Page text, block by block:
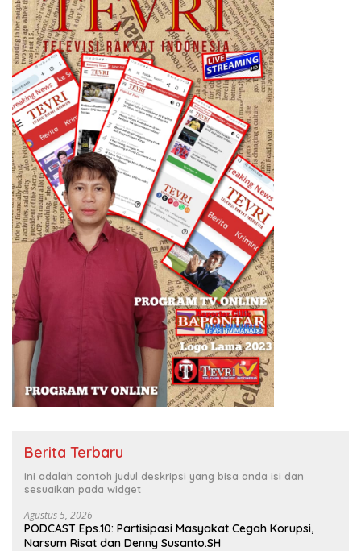
Berita Terbaru
Ini adalah contoh judul deskripsi yang bisa anda isi dan
sesuaikan pada widget
Agustus 5, 2026
PODCAST Eps.10: Partisipasi Masyakat Cegah Korupsi,
Narsum Risat dan Denny Susanto.SH